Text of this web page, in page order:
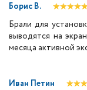
Борис В.
Брали для
выводятся на
месяца активной
Иван Петин